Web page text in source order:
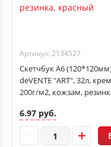
Артикул: 2134527
Скетчбук А6
deVENTE "ART", 32л,
200г/м2, кожзам,
6.97 руб.